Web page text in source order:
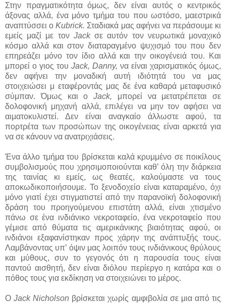
Στην πραγματικότητα όμως, δεν είναι αυτός ο κεντρικός
άξονας αλλά, ένα μόνο τμήμα του που ωστόσο, μαεστρικά
αναπτύσσει οKubrick. Σταδιακά μας αφήνει να περάσουμε κι
εμείς μαζί με τονJackσε αυτόν τον νευρωτικά μοναχικό
κόσμο αλλά και στον διαταραγμένο ψυχισμό του που δεν
επηρεάζει μόνο τον ίδιο αλλά και την οικογένειά του. Και
μπορεί ο γιος του Jack, Danny, να είναι χαρισματικός όμως,
δεν αφήνει την μοναδική αυτή ιδιότητά του να μας
στοιχειώσει μ εταφέροντάς μας δε ένα καθαρά μεταφυσικό
σύμπαν. Όμως και ο Jack, μπορεί να μετατρέπεται σε
δολοφονική μηχανή αλλά, επιλέγει να μην τον αφήσει να
αιματοκυλιστεί. Δεν είναι αναγκαίο άλλωστε αφού, τα
πορτρέτα των προσώπων της οικογένειας είναι αρκετά για
να σε κάνουν να ανατριχιάσεις.
Ένα άλλο τμήμα του βρίσκεται καλά κρυμμένο σε ποικίλους
συμβολισμούς που χρησιμοποιούνται καθ’ όλη την διάρκεια
της ταινίας κι εμείς, ως θεατές, καλούμαστε να τους
αποκωδικοποιήσουμε. Το ξενοδοχείο είναι καταραμένο, όχι
μόνο γιατί έχει στιγματιστεί από την παρανοϊκή δολοφονική
δράση του προηγούμενου επιστάτη αλλά, είναι χτισμένο
πάνω σε ένα ινδιάνικο νεκροταφείο, ένα νεκροταφείο που
γέμισε από θύματα τις αμερικάνικης βιαιότητας αφού, οι
ινδιάνοι εξαφανίστηκαν προς χάρην της ανάπτυξής τους.
Λαμβάνοντας υπ’ όψιν μας λοιπόν τους ινδιάνικους θρύλους
και μύθους, συν το γεγονός ότι η παρουσία τους είναι
παντού αισθητή, δεν είναι διόλου περίεργο η κατάρα και ο
πόθος τους για εκδίκηση να στοιχειώνει το μέρος.
ΟJack Nicholson βρίσκεται χωρίς αμφιβολία σε μια από τις